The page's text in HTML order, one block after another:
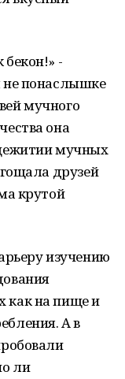
-
не понаслышке
мучного
она
мучных
друзей
крутой
изучению
как на пище и
А в
ли